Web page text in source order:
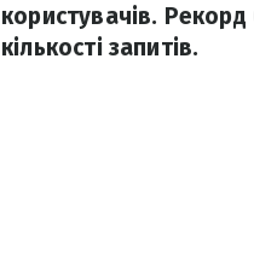
користувачів.
кількості запитів.